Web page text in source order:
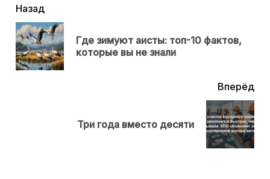
читать
еще
Назад
Где зимуют аисты: топ-10 фактов,
которые вы не знали
Вперёд
Три года вместо десяти